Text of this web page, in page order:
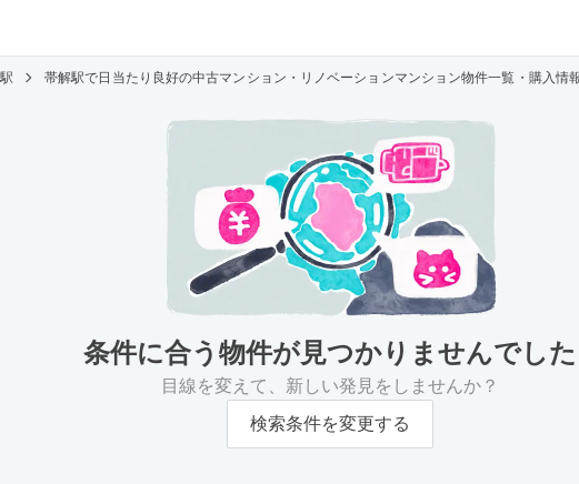
帯解駅で日当たり良好の中古マンション・リノベーションマンション物件一覧・購入情
条件に合う物件が見つかりませんでした
目線を変えて、新しい発見をしませんか？
検索条件を変更する